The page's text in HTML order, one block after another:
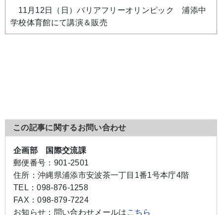
11月12日（日）バリアフリーオリンピック 浦添中
学校体育館にて講演＆販売
この記事に関するお問い合わせ
企画部 国際交流課
郵便番号： 901-2501
住所： 沖縄県浦添市安波茶一丁目1番1号本庁4階
TEL：098-876-1258
FAX：098-879-7224
お知らせ： 問い合わせメールは こちら